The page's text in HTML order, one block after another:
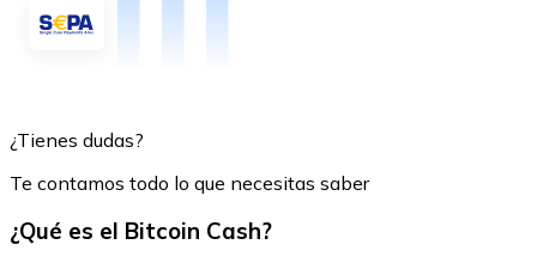
¿Tienes dudas?
Te contamos todo lo que necesitas saber
¿Qué es el Bitcoin Cash?